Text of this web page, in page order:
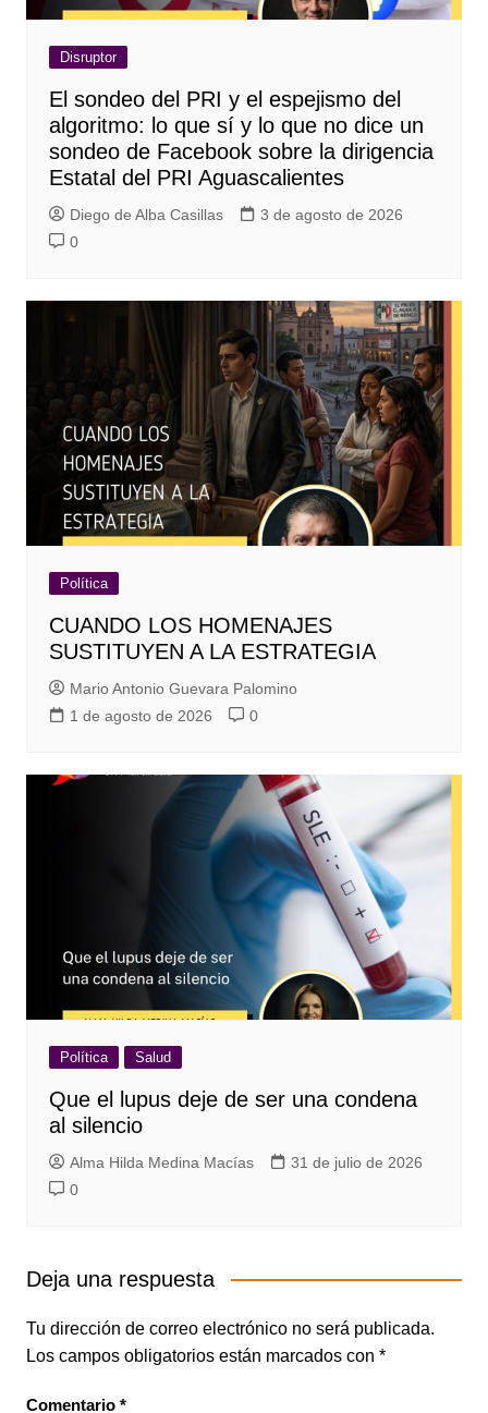
Disruptor
El sondeo del PRI y el espejismo del
algoritmo: lo que sí y lo que no dice un
sondeo de Facebook sobre la dirigencia
Estatal del PRI Aguascalientes
Diego de Alba Casillas
3 de agosto de 2026
0
Política
CUANDO LOS HOMENAJES
SUSTITUYEN A LA ESTRATEGIA
Mario Antonio Guevara Palomino
1 de agosto de 2026
0
Política Salud
Que el lupus deje de ser una condena
al silencio
Alma Hilda Medina Macías
31 de julio de 2026
0
Deja una respuesta
Tu dirección de correo electrónico no será publicada.
Los campos obligatorios están marcados con *
Comentario *